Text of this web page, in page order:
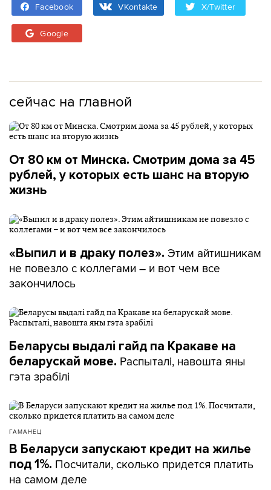
Facebook VKontakte X/Twitter
Google
сейчас на главной
От 80 км от Минска. Смотрим дома за 45
рублей, у которых есть шанс на вторую
жизнь
«Выпил и в драку полез». Этим айтишникам
не повезло с коллегами – и вот чем все
закончилось
Беларусы выдалі гайд па Кракаве на
беларускай мове. Распыталі, навошта яны
гэта зрабілі
ГАМАНЕЦ
В Беларуси запускают кредит на жилье
под 1%. Посчитали, сколько придется платить
на самом деле